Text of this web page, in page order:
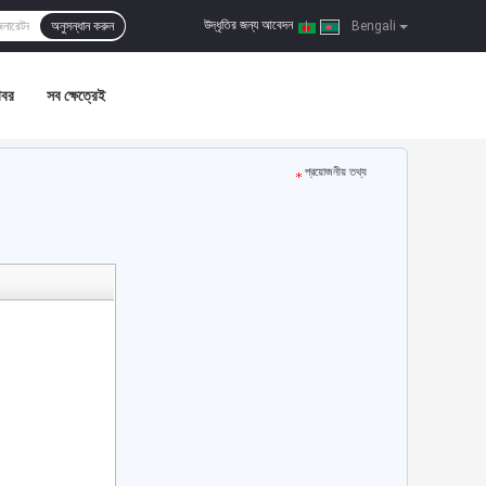
Bengali
উদ্ধৃতির জন্য আবেদন |
অনুসন্ধান করুন
সব ক্ষেত্রেই
প্রয়োজনীয় তথ্য